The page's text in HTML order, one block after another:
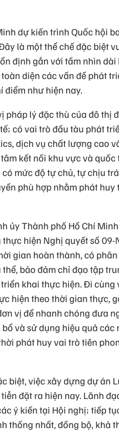
dự kiến trình Quốc hội
là một thể chế đặc biệt
định gắn với tầm nhìn
diện các vấn đề phát
điểm như hiện nay.
pháp lý đặc thù của đô thị
có vai trò đầu tàu phát
dịch vụ chất lượng cao
kết nối khu vực và
mức độ tự chủ, tự chịu
phù hợp nhằm phát
ủy Thành phố Hồ Chí
hiện Nghị quyết số
gian hoàn thành, có
bảo đảm chỉ đạo tập
khai thực hiện. Đi cùng
hiện theo thời gian thực,
vị để nhanh chóng đưa
và sử dụng hiệu quả
phát huy vai trò tiên
biệt, việc xây dựng dự án
đặt ra hiện nay. Lãnh
ý kiến tại Hội nghị; tiếp
thống nhất, đồng bộ, khả